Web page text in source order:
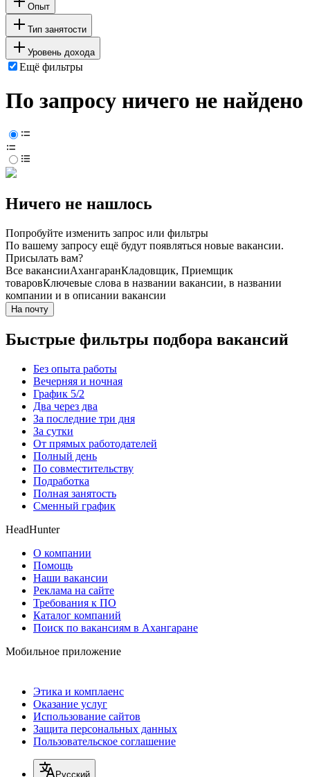
Опыт
Тип занятости
Уровень дохода
Ещё фильтры
По запросу ничего не найдено
Ничего не нашлось
Попробуйте изменить запрос или фильтры
По вашему запросу ещё будут появляться новые вакансии.
Присылать вам?
Все вакансииАхангаранКладовщик, Приемщик
товаровКлючевые слова в названии вакансии, в названии
компании и в описании вакансии
На почту
Быстрые фильтры подбора вакансий
Без опыта работы
Вечерняя и ночная
График 5/2
Два через два
За последние три дня
За сутки
От прямых работодателей
Полный день
По совместительству
Подработка
Полная занятость
Сменный график
HeadHunter
О компании
Помощь
Наши вакансии
Реклама на сайте
Требования к ПО
Каталог компаний
Поиск по вакансиям в Ахангаране
Мобильное приложение
Этика и комплаенс
Оказание услуг
Использование сайтов
Защита персональных данных
Пользовательское соглашение
Русский